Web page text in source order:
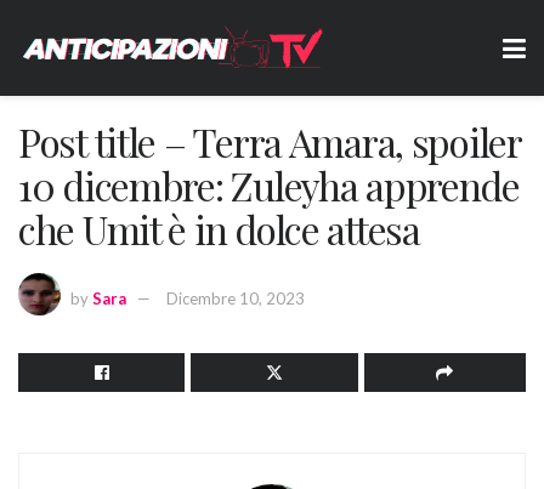
Post title – Terra Amara, spoiler
10 dicembre: Zuleyha apprende
che Umit è in dolce attesa
bySara Dicembre 10, 2023